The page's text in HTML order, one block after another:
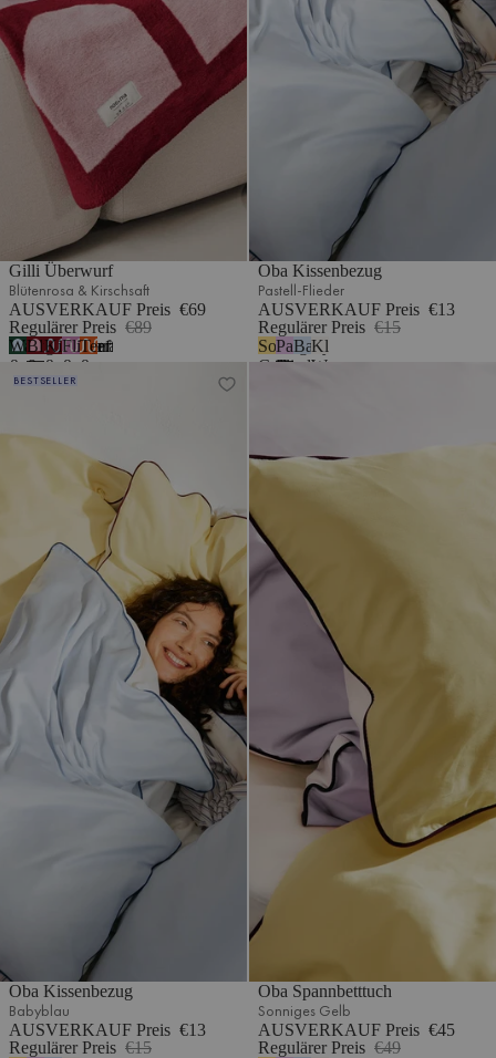
Gilli Überwurf
Blütenrosa & Kirschsaft
AUSVERKAUF Preis €69
Regulärer Preis €89
Waldgrün
&
Blau
Blütenrosa
&
Kirschsaft
Kirschsaft
&
Blau
Fliederflaum
&
Cremeweiß
Terrakotta
&
7
Oba Kissenbezug
Pastell-Flieder
AUSVERKAUF Preis €13
Regulärer Preis €15
Sonniges
Gelb
Pastell-
Flieder
Babyblau
Klassisches
Weiß
BESTSELLER
Oba Kissenbezug
Babyblau
AUSVERKAUF Preis €13
Regulärer Preis €15
Oba Spannbetttuch
Sonniges Gelb
AUSVERKAUF Preis €45
Regulärer Preis €49